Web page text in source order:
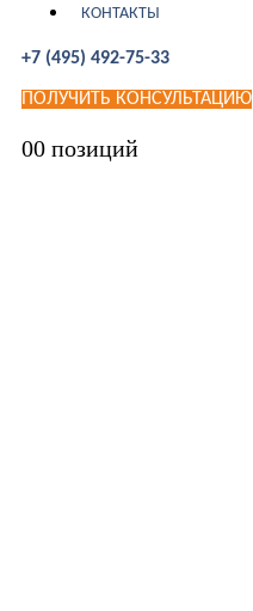
КОНТАКТЫ
+7 (495) 492-75-33
ПОЛУЧИТЬ КОНСУЛЬТАЦИЮ
00 позиций